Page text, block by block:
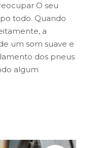
O seu
todo. Quando
a
um som suave e
dos pneus
algum